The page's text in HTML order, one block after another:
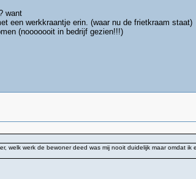
want
een werkkraantje erin. (waar nu de frietkraam staat)
(nooooooit in bedrijf gezien!!!)
welk werk de bewoner deed was mij nooit duidelijk maar omdat